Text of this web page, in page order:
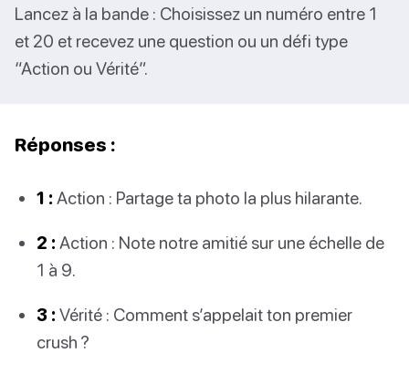
Lancez à la bande : Choisissez un numéro entre 1
et 20 et recevez une question ou un défi type
“Action ou Vérité”.
Réponses :
1 : Action : Partage ta photo la plus hilarante.
2 : Action : Note notre amitié sur une échelle de
1 à 9.
3 : Vérité : Comment s’appelait ton premier
crush ?